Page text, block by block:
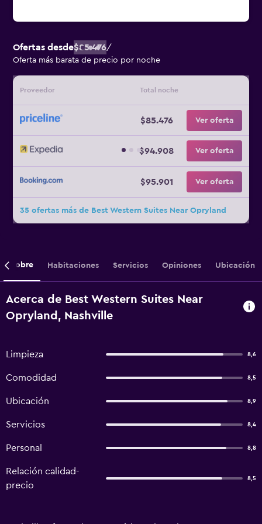
Ofertas desde$85.476/
Oferta más barata de precio por noche
Proveedor Total noche
$85.476 Ver oferta
$94.908 Ver oferta
$95.901 Ver oferta
35 ofertas más de Best Western Suites Near Opryland
Sobre Habitaciones Servicios Opiniones Ubicación
Acerca de Best Western Suites Near
Opryland, Nashville
Limpieza 8,6
Comodidad 8,5
Ubicación 8,9
Servicios 8,4
Personal 8,8
Relación calidad-
precio
8,5